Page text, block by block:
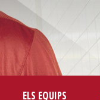
ELS EQUIPS